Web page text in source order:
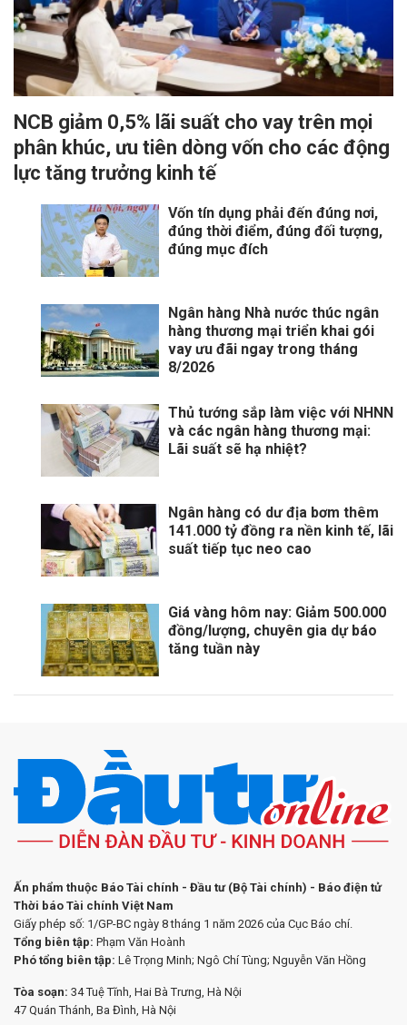
NCB giảm 0,5% lãi suất cho vay trên mọi
phân khúc, ưu tiên dòng vốn cho các động
lực tăng trưởng kinh tế
Vốn tín dụng phải đến đúng nơi,
đúng thời điểm, đúng đối tượng,
đúng mục đích
Ngân hàng Nhà nước thúc ngân
hàng thương mại triển khai gói
vay ưu đãi ngay trong tháng
8/2026
Thủ tướng sắp làm việc với NHNN
và các ngân hàng thương mại:
Lãi suất sẽ hạ nhiệt?
Ngân hàng có dư địa bơm thêm
141.000 tỷ đồng ra nền kinh tế, lãi
suất tiếp tục neo cao
Giá vàng hôm nay: Giảm 500.000
đồng/lượng, chuyên gia dự báo
tăng tuần này
Ấn phẩm thuộc Báo Tài chính - Đầu tư (Bộ Tài chính) - Báo điện tử
Thời báo Tài chính Việt Nam
Giấy phép số: 1/GP-BC ngày 8 tháng 1 năm 2026 của Cục Báo chí.
Tổng biên tập: Phạm Văn Hoành
Phó tổng biên tập: Lê Trọng Minh; Ngô Chí Tùng; Nguyễn Văn Hồng
Tòa soạn: 34 Tuệ Tĩnh, Hai Bà Trưng, Hà Nội
47 Quán Thánh, Ba Đình, Hà Nội